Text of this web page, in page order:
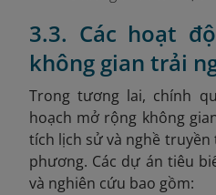
3.3. Các hoạt
không gian trải
Trong tương lai, chính
hoạch mở rộng không
tích lịch sử và nghề
phương. Các dự án tiêu
và nghiên cứu bao gồm: